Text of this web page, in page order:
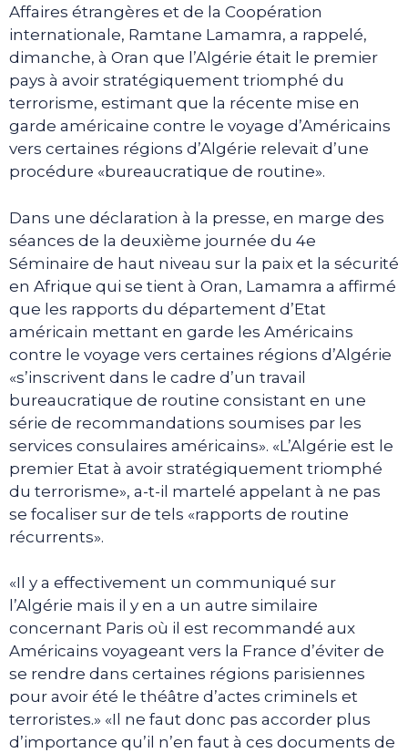
Affaires étrangères et de la Coopération
internationale, Ramtane Lamamra, a rappelé,
dimanche, à Oran que l’Algérie était le premier
pays à avoir stratégiquement triomphé du
terrorisme, estimant que la récente mise en
garde américaine contre le voyage d’Américains
vers certaines régions d’Algérie relevait d’une
procédure «bureaucratique de routine».
Dans une déclaration à la presse, en marge des
séances de la deuxième journée du 4e
Séminaire de haut niveau sur la paix et la sécurité
en Afrique qui se tient à Oran, Lamamra a affirmé
que les rapports du département d’Etat
américain mettant en garde les Américains
contre le voyage vers certaines régions d’Algérie
«s’inscrivent dans le cadre d’un travail
bureaucratique de routine consistant en une
série de recommandations soumises par les
services consulaires américains». «L’Algérie est le
premier Etat à avoir stratégiquement triomphé
du terrorisme», a-t-il martelé appelant à ne pas
se focaliser sur de tels «rapports de routine
récurrents».
«Il y a effectivement un communiqué sur
l’Algérie mais il y en a un autre similaire
concernant Paris où il est recommandé aux
Américains voyageant vers la France d’éviter de
se rendre dans certaines régions parisiennes
pour avoir été le théâtre d’actes criminels et
terroristes.» «Il ne faut donc pas accorder plus
d’importance qu’il n’en faut à ces documents de